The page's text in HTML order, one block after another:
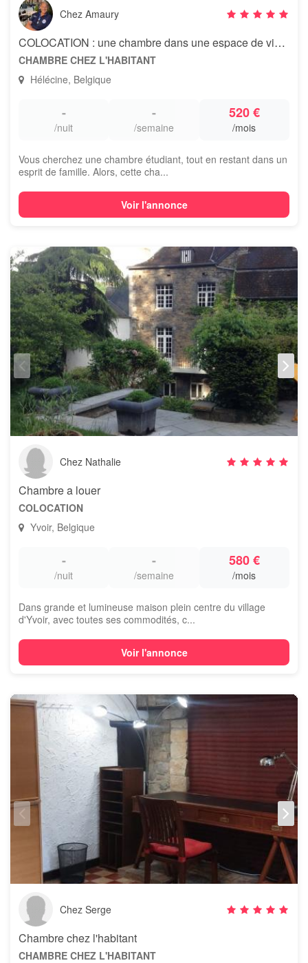
Chez Amaury
COLOCATION : une chambre dans une espace de vie familial
CHAMBRE CHEZ L'HABITANT
Hélécine, Belgique
-
/nuit
-
/semaine
520 €
/mois
Vous cherchez une chambre étudiant, tout en restant dans un
esprit de famille. Alors, cette cha...
Voir l'annonce
Chez Nathalie
Chambre a louer
COLOCATION
Yvoir, Belgique
-
/nuit
-
/semaine
580 €
/mois
Dans grande et lumineuse maison plein centre du village
d'Yvoir, avec toutes ses commodités, c...
Voir l'annonce
Chez Serge
Chambre chez l'habitant
CHAMBRE CHEZ L'HABITANT